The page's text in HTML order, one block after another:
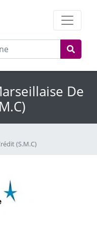
De
(S.M.C)